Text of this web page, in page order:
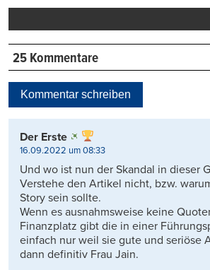
25 Kommentare
Kommentar schreiben
Der Erste
16.09.2022 um 08:33
Und wo ist nun der Skandal in dieser
Verstehe den Artikel nicht, bzw.
Story sein sollte.
Wenn es ausnahmsweise keine
Finanzplatz gibt die in einer
einfach nur weil sie gute und seriöse
dann definitiv Frau Jain.